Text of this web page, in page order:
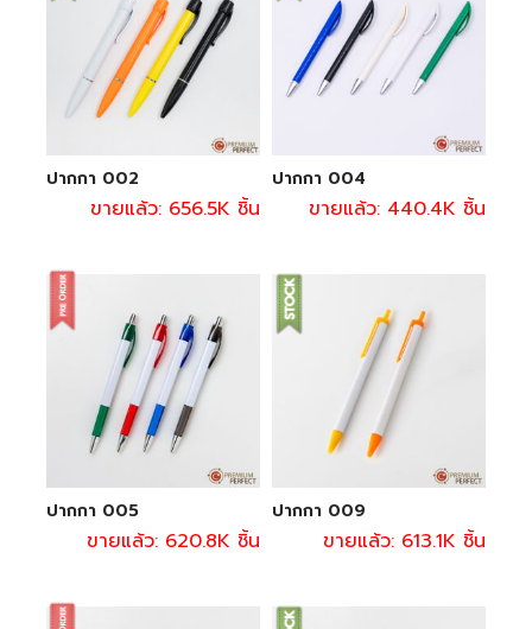
ปากกา 002
ขายแล้ว: 656.5K ชิ้น
ปากกา 004
ขายแล้ว: 440.4K ชิ้น
ปากกา 005
ขายแล้ว: 620.8K ชิ้น
ปากกา 009
ขายแล้ว: 613.1K ชิ้น